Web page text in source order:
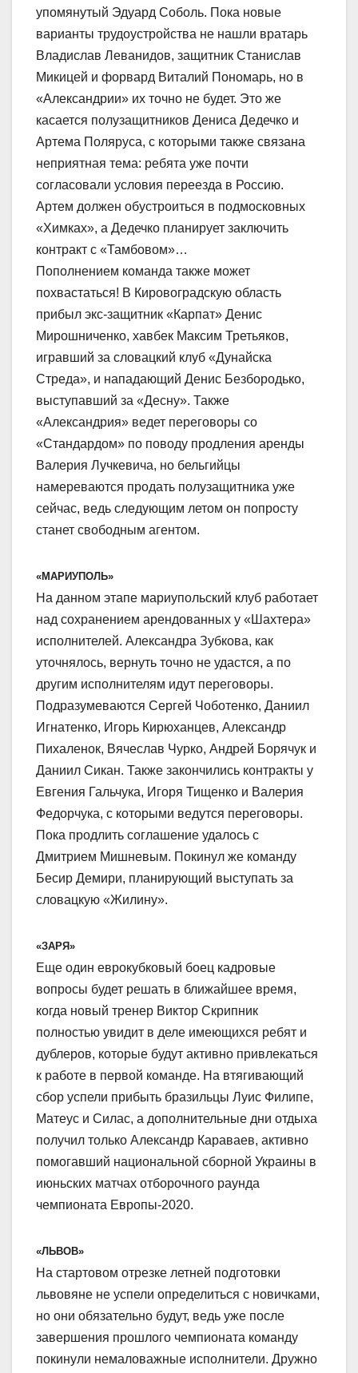
упомянутый Эдуард Соболь. Пока новые
варианты трудоустройства не нашли вратарь
Владислав Леванидов, защитник Станислав
Микицей и форвард Виталий Пономарь, но в
«Александрии» их точно не будет. Это же
касается полузащитников Дениса Дедечко и
Артема Поляруса, с которыми также связана
неприятная тема: ребята уже почти
согласовали условия переезда в Россию.
Артем должен обустроиться в подмосковных
«Химках», а Дедечко планирует заключить
контракт с «Тамбовом»…
Пополнением команда также может
похвастаться! В Кировоградскую область
прибыл экс-защитник «Карпат» Денис
Мирошниченко, хавбек Максим Третьяков,
игравший за словацкий клуб «Дунайска
Стреда», и нападающий Денис Безбородько,
выступавший за «Десну». Также
«Александрия» ведет переговоры со
«Стандардом» по поводу продления аренды
Валерия Лучкевича, но бельгийцы
намереваются продать полузащитника уже
сейчас, ведь следующим летом он попросту
станет свободным агентом.
«МАРИУПОЛЬ»
На данном этапе мариупольский клуб работает
над сохранением арендованных у «Шахтера»
исполнителей. Александра Зубкова, как
уточнялось, вернуть точно не удастся, а по
другим исполнителям идут переговоры.
Подразумеваются Сергей Чоботенко, Даниил
Игнатенко, Игорь Кирюханцев, Александр
Пихаленок, Вячеслав Чурко, Андрей Борячук и
Даниил Сикан. Также закончились контракты у
Евгения Гальчука, Игоря Тищенко и Валерия
Федорчука, с которыми ведутся переговоры.
Пока продлить соглашение удалось с
Дмитрием Мишневым. Покинул же команду
Бесир Демири, планирующий выступать за
словацкую «Жилину».
«ЗАРЯ»
Еще один еврокубковый боец кадровые
вопросы будет решать в ближайшее время,
когда новый тренер Виктор Скрипник
полностью увидит в деле имеющихся ребят и
дублеров, которые будут активно привлекаться
к работе в первой команде. На втягивающий
сбор успели прибыть бразильцы Луис Филипе,
Матеус и Силас, а дополнительные дни отдыха
получил только Александр Караваев, активно
помогавший национальной сборной Украины в
июньских матчах отборочного раунда
чемпионата Европы-2020.
«ЛЬВОВ»
На стартовом отрезке летней подготовки
львовяне не успели определиться с новичками,
но они обязательно будут, ведь уже после
завершения прошлого чемпионата команду
покинули немаловажные исполнители. Дружно